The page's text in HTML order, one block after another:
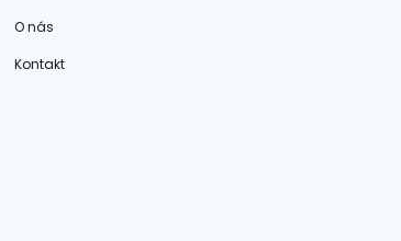
O nás
Kontakt